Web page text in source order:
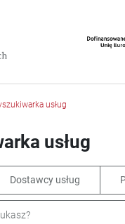
link otworzy się w nowym
usług
usług
Dostawcy usług